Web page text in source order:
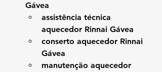
Gávea
assistência técnica
aquecedor Rinnai Gávea
conserto aquecedor Rinnai
Gávea
manutenção aquecedor